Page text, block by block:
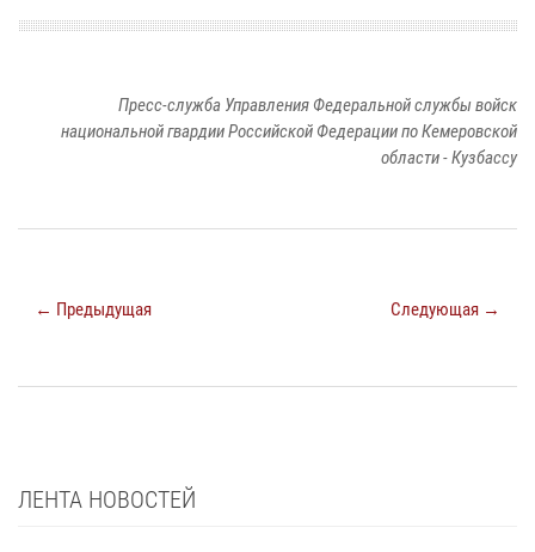
Пресс-служба Управления Федеральной службы войск
национальной гвардии Российской Федерации по Кемеровской
области - Кузбассу
← Предыдущая Следующая →
ЛЕНТА НОВОСТЕЙ